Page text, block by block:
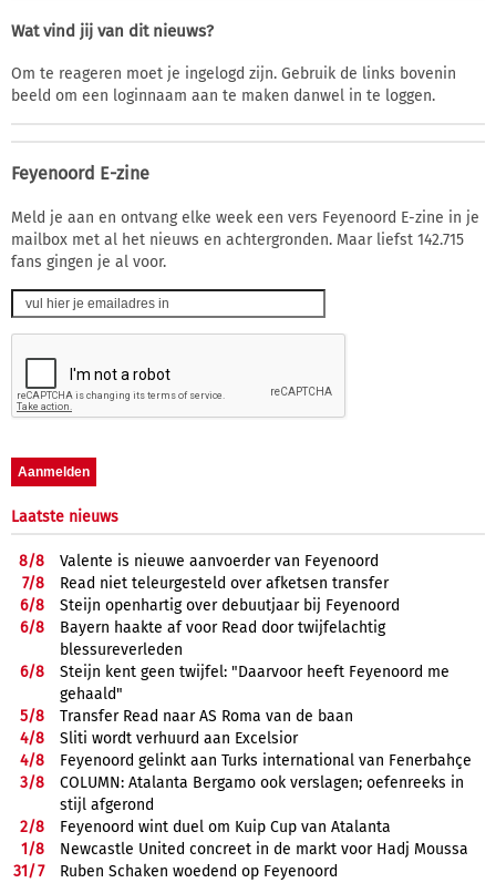
Wat vind jij van dit nieuws?
Om te reageren moet je ingelogd zijn. Gebruik de links bovenin
beeld om een loginnaam aan te maken danwel in te loggen.
Feyenoord E-zine
Meld je aan en ontvang elke week een vers Feyenoord E-zine in je
mailbox met al het nieuws en achtergronden. Maar liefst 142.715
fans gingen je al voor.
Laatste nieuws
8/8
Valente is nieuwe aanvoerder van Feyenoord
7/8
Read niet teleurgesteld over afketsen transfer
6/8
Steijn openhartig over debuutjaar bij Feyenoord
6/8
Bayern haakte af voor Read door twijfelachtig
blessureverleden
6/8
Steijn kent geen twijfel: "Daarvoor heeft Feyenoord me
gehaald"
5/8
Transfer Read naar AS Roma van de baan
4/8
Sliti wordt verhuurd aan Excelsior
4/8
Feyenoord gelinkt aan Turks international van Fenerbahçe
3/8
COLUMN: Atalanta Bergamo ook verslagen; oefenreeks in
stijl afgerond
2/8
Feyenoord wint duel om Kuip Cup van Atalanta
1/8
Newcastle United concreet in de markt voor Hadj Moussa
31/7
Ruben Schaken woedend op Feyenoord